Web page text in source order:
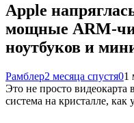
Apple
мощные ARM-
ноутбуков и
Рамблер2 месяца спустя01
Это не просто
система на кристалле, как